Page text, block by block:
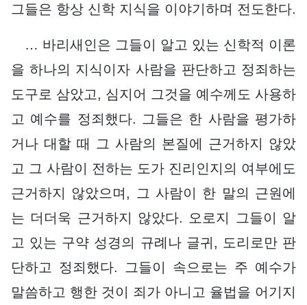
그들은 항상 신학 지식을 이야기하며 전도한다.
… 바리새인은 그들이 알고 있는 신학적 이론
을 하나의 지식이자 사람을 판단하고 정죄하는
도구로 삼았고, 심지어 그것을 예수께도 사용하
고 예수를 정죄했다. 그들은 한 사람을 평가하
거나 대할 때 그 사람의 본질에 근거하지 않았
고 그 사람이 전하는 도가 진리인지의 여부에도
근거하지 않았으며, 그 사람이 한 말의 근원에
는 더더욱 근거하지 않았다. 오로지 그들이 알
고 있는 구약 성경의 규례나 글귀, 도리로만 판
단하고 정죄했다. 그들이 속으로는 주 예수가
말씀하고 행한 것이 죄가 아니고 율법을 어기지